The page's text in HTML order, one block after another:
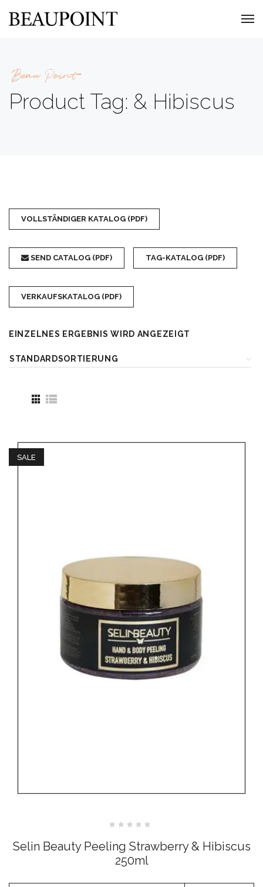
Beau Point
Product Tag: & Hibiscus
VOLLSTÄNDIGER KATALOG (PDF)
SEND CATALOG (PDF) TAG-KATALOG (PDF)
VERKAUFSKATALOG (PDF)
EINZELNES ERGEBNIS WIRD ANGEZEIGT
SALE
0
von
Selin Beauty Peeling Strawberry & Hibiscus
250ml